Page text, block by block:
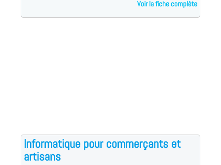
Voir la fiche complète
Informatique pour commerçants et
artisans